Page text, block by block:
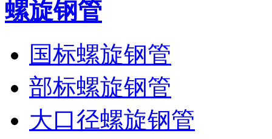
螺旋钢管
国标螺旋钢管
部标螺旋钢管
大口径螺旋钢管